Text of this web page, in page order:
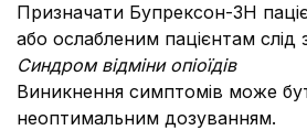
Призначати Бупрексон-ЗН
або ослабленим пацієнтам слід
Синдром відміни опіоїдів
Виникнення симптомів може
неоптимальним дозуванням.